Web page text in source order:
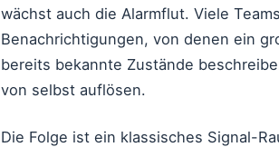
wächst auch die Alarmflut. Viele
Benachrichtigungen, von denen ein
bereits bekannte Zustände
von selbst auflösen.
Die Folge ist ein klassisches Signal-